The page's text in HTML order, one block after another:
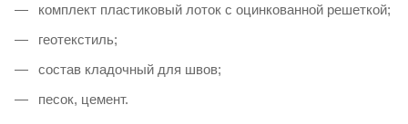
комплект пластиковый лоток с оцинкованной решеткой;
геотекстиль;
состав кладочный для швов;
песок, цемент.